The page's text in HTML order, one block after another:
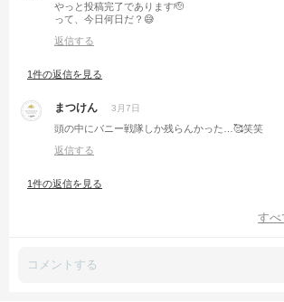
やっと投稿完了であります🫡
って、今日何日だ？😅
返信する
1件の返信を見る
まつけん 3月7日
頭の中にバニー戦隊しか残らんかった…🥰笑笑
返信する
1件の返信を見る
すべ